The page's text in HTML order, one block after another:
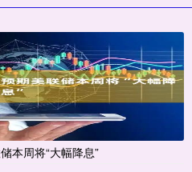
本周将“大幅降息”